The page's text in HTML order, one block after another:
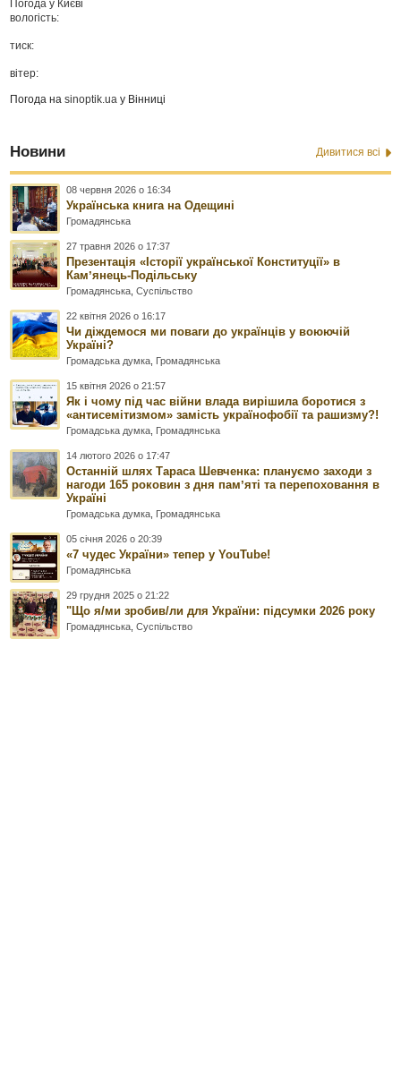
Погода у Києві
вологість:
тиск:
вітер:
Погода наsinoptik.ua у Вінниці
Новини Дивитися всі
08 червня 2026 о 16:34
Українська книга на Одещині
Громадянська
27 травня 2026 о 17:37
Презентація «Історії української Конституції» в
Камʼянець-Подільську
Громадянська ,Суспільство
22 квітня 2026 о 16:17
Чи діждемося ми поваги до українців у воюючій
Україні?
Громадська думка Громадянська
15 квітня 2026 о 21:57
Як і чому під час війни влада вирішила боротися з
«антисемітизмом» замість українофобії та рашизму?!
Громадська думка Громадянська
14 лютого 2026 о 17:47
Останній шлях Тараса Шевченка: плануємо заходи з
нагоди 165 роковин з дня памʼяті та перепоховання в
Україні
Громадська думка Громадянська
05 січня 2026 о 20:39
«7 чудес України» тепер у YouTube!
Громадянська
29 грудня 2025 о 21:22
"Що я/ми зробив/ли для України: підсумки 2026 року
Громадянська ,Суспільство